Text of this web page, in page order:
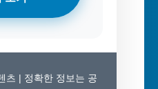
츠 | 정확한 정보는 공